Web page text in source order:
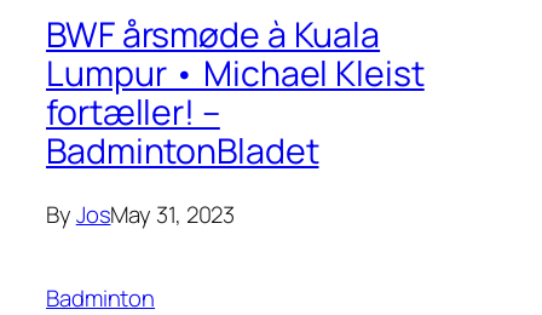
BWF årsmøde à Kuala
Lumpur • Michael Kleist
fortæller! –
BadmintonBladet
ByJosMay 31, 2023
Badminton